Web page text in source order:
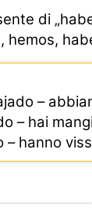
di
hemos,
–
– hai
– hanno